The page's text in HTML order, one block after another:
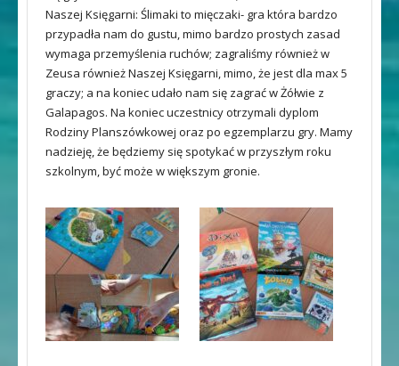
Naszej Księgarni: Ślimaki to mięczaki- gra która bardzo
przypadła nam do gustu, mimo bardzo prostych zasad
wymaga przemyślenia ruchów; zagraliśmy również w
Zeusa również Naszej Księgarni, mimo, że jest dla max 5
graczy; a na koniec udało nam się zagrać w Żółwie z
Galapagos. Na koniec uczestnicy otrzymali dyplom
Rodziny Planszówkowej oraz po egzemplarzu gry. Mamy
nadzieję, że będziemy się spotykać w przyszłym roku
szkolnym, być może w większym gronie.